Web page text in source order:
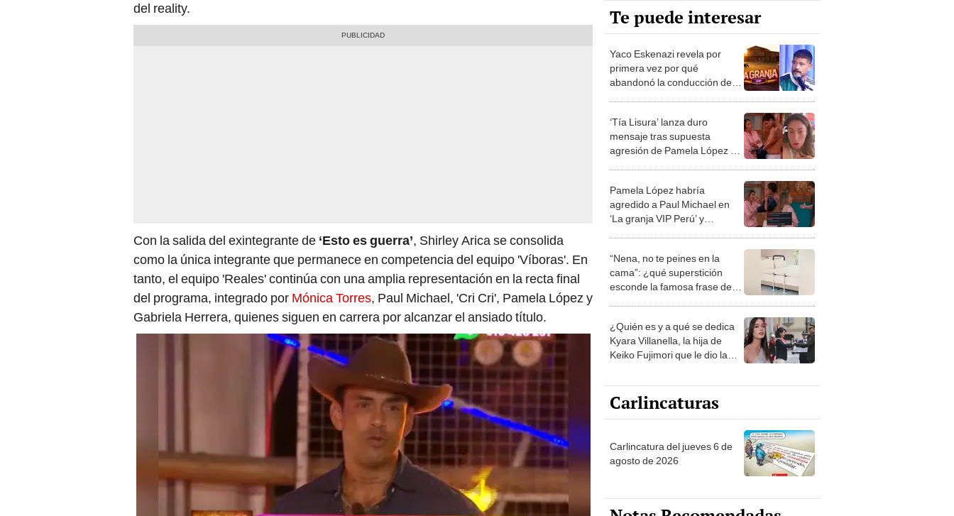
del reality.
Con la salida del exintegrante de ‘Esto es guerra’, Shirley Arica se consolida
como la única integrante que permanece en competencia del equipo 'Víboras'. En
tanto, el equipo 'Reales' continúa con una amplia representación en la recta final
del programa, integrado por Mónica Torres, Paul Michael, 'Cri Cri', Pamela López y
Gabriela Herrera, quienes siguen en carrera por alcanzar el ansiado título.
Te puede interesar
Yaco Eskenazi revela por
primera vez por qué
abandonó la conducción de
‘Tía Lisura’ lanza duro
mensaje tras supuesta
agresión de Pamela López a
mujer”
Pamela López habría
agredido a Paul Michael en
‘La granja VIP Perú’ y
mujer”
“Nena, no te peines en la
cama”: ¿qué superstición
esconde la famosa frase de
¿Quién es y a qué se dedica
Kyara Villanella, la hija de
Keiko Fujimori que le dio la
Carlincaturas
Carlincatura del jueves 6 de
agosto de 2026